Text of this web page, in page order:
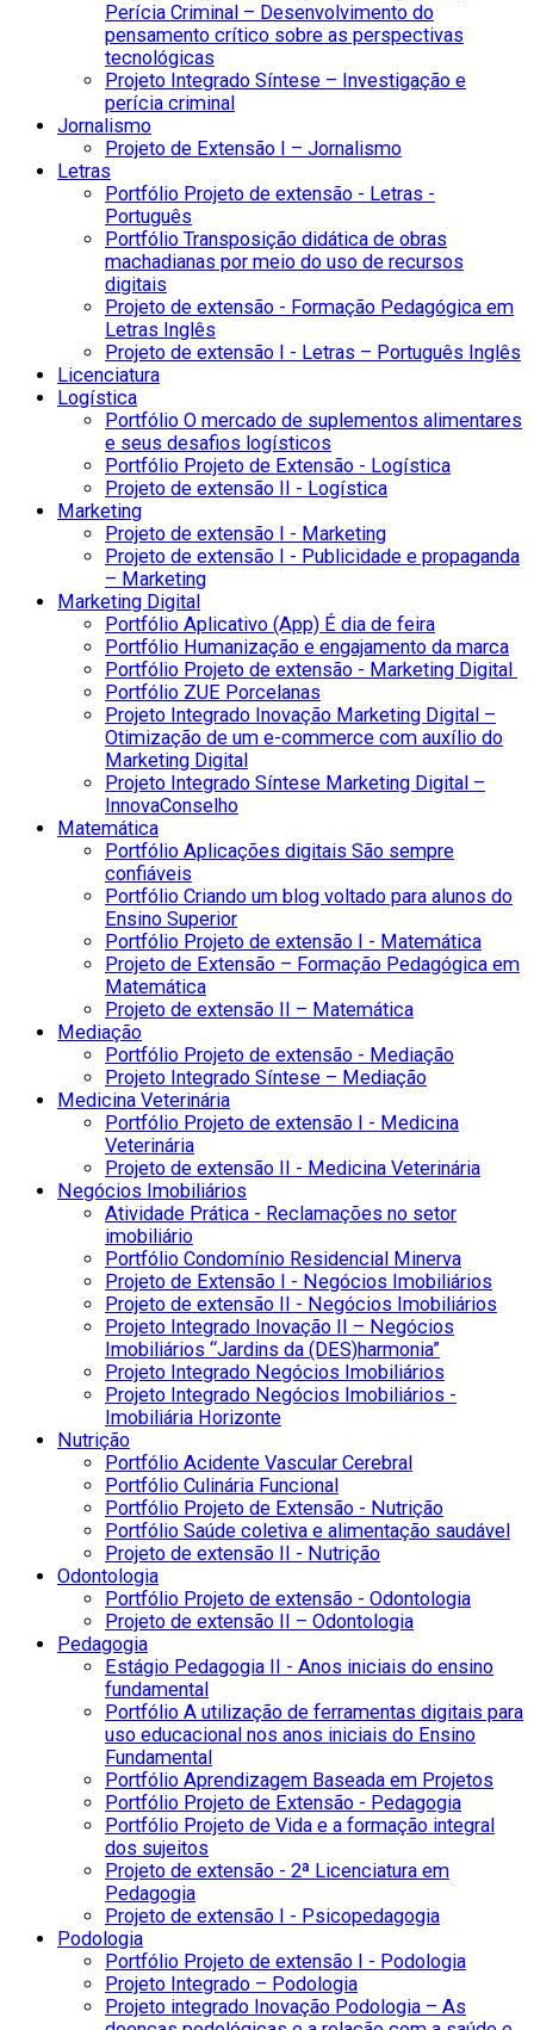
Perícia Criminal – Desenvolvimento do
pensamento crítico sobre as perspectivas
tecnológicas
Projeto Integrado Síntese – Investigação e
perícia criminal
Jornalismo
Projeto de Extensão I – Jornalismo
Letras
Portfólio Projeto de extensão - Letras -
Português
Portfólio Transposição didática de obras
machadianas por meio do uso de recursos
digitais
Projeto de extensão - Formação Pedagógica em
Letras Inglês
Projeto de extensão I - Letras – Português Inglês
Licenciatura
Logística
Portfólio O mercado de suplementos alimentares
e seus desafios logísticos
Portfólio Projeto de Extensão - Logística
Projeto de extensão II - Logística
Marketing
Projeto de extensão I - Marketing
Projeto de extensão I - Publicidade e propaganda
– Marketing
Marketing Digital
Portfólio Aplicativo (App) É dia de feira
Portfólio Humanização e engajamento da marca
Portfólio Projeto de extensão - Marketing Digital
Portfólio ZUE Porcelanas
Projeto Integrado Inovação Marketing Digital –
Otimização de um e-commerce com auxílio do
Marketing Digital
Projeto Integrado Síntese Marketing Digital –
InnovaConselho
Matemática
Portfólio Aplicações digitais São sempre
confiáveis
Portfólio Criando um blog voltado para alunos do
Ensino Superior
Portfólio Projeto de extensão I - Matemática
Projeto de Extensão – Formação Pedagógica em
Matemática
Projeto de extensão II – Matemática
Mediação
Portfólio Projeto de extensão - Mediação
Projeto Integrado Síntese – Mediação
Medicina Veterinária
Portfólio Projeto de extensão I - Medicina
Veterinária
Projeto de extensão II - Medicina Veterinária
Negócios Imobiliários
Atividade Prática - Reclamações no setor
imobiliário
Portfólio Condomínio Residencial Minerva
Projeto de Extensão I - Negócios Imobiliários
Projeto de extensão II - Negócios Imobiliários
Projeto Integrado Inovação II – Negócios
Imobiliários “Jardins da (DES)harmonia”
Projeto Integrado Negócios Imobiliários
Projeto Integrado Negócios Imobiliários -
Imobiliária Horizonte
Nutrição
Portfólio Acidente Vascular Cerebral
Portfólio Culinária Funcional
Portfólio Projeto de Extensão - Nutrição
Portfólio Saúde coletiva e alimentação saudável
Projeto de extensão II - Nutrição
Odontologia
Portfólio Projeto de extensão - Odontologia
Projeto de extensão II – Odontologia
Pedagogia
Estágio Pedagogia II - Anos iniciais do ensino
fundamental
Portfólio A utilização de ferramentas digitais para
uso educacional nos anos iniciais do Ensino
Fundamental
Portfólio Aprendizagem Baseada em Projetos
Portfólio Projeto de Extensão - Pedagogia
Portfólio Projeto de Vida e a formação integral
dos sujeitos
Projeto de extensão - 2ª Licenciatura em
Pedagogia
Projeto de extensão I - Psicopedagogia
Podologia
Portfólio Projeto de extensão I - Podologia
Projeto Integrado – Podologia
Projeto integrado Inovação Podologia – As